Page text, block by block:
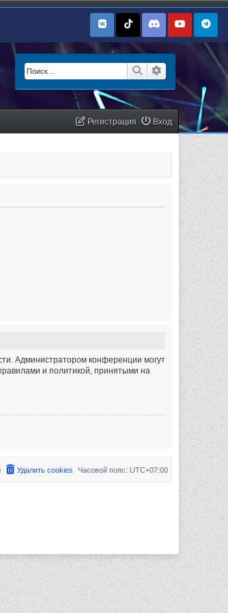
Поиск Расширенный
Вход
Регистрация
Администратором конференции могут
и политикой, принятыми на
Часовой пояс: UTC+07:00
Удалить cookies